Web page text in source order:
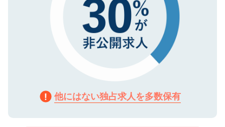
他にはない独占求人を多数保有